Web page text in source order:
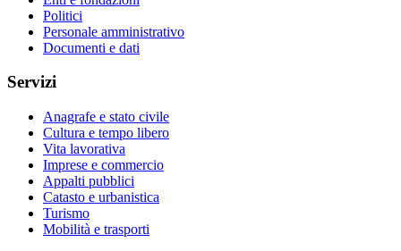
Politici
Personale amministrativo
Documenti e dati
Servizi
Anagrafe e stato civile
Cultura e tempo libero
Vita lavorativa
Imprese e commercio
Appalti pubblici
Catasto e urbanistica
Turismo
Mobilità e trasporti